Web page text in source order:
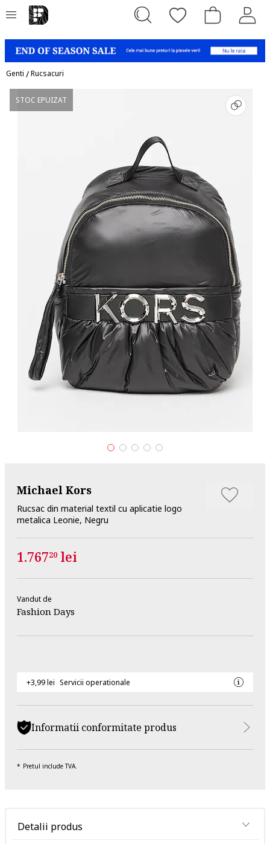
Genti /Rucsacuri
STOC EPUIZAT
Michael Kors
Rucsac din material textil cu aplicatie logo
metalica Leonie, Negru
1.76720 lei
Vandut de
Fashion Days
+3,99 lei Servicii operationale
Informatii conformitate produs
Pretul include TVA.
Detalii produs